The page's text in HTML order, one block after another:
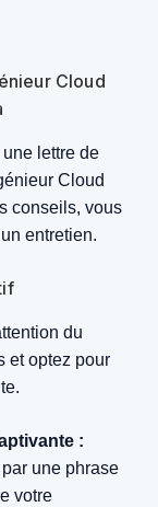
Cloud
lettre de
Cloud
conseils, vous
entretien.
du
et optez pour
:
une phrase
votre